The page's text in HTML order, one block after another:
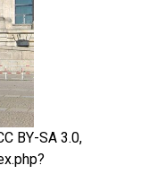
BY-SA 3.0,